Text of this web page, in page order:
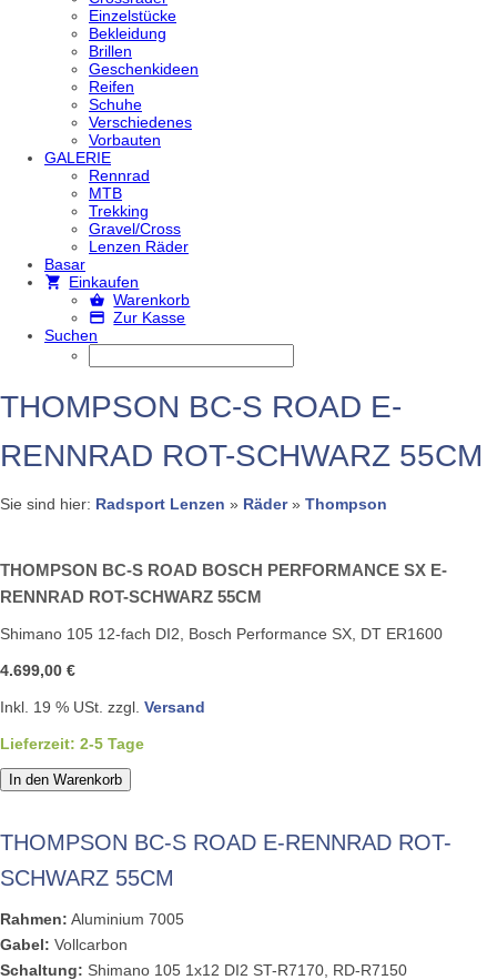
Einzelstücke
Bekleidung
Brillen
Geschenkideen
Reifen
Schuhe
Verschiedenes
Vorbauten
GALERIE
Rennrad
MTB
Trekking
Gravel/Cross
Lenzen Räder
Basar
Einkaufen
Warenkorb
Zur Kasse
Suchen
THOMPSON BC-S ROAD E-
RENNRAD ROT-SCHWARZ 55CM
Sie sind hier: Radsport Lenzen » Räder» Thompson
THOMPSON BC-S ROAD BOSCH PERFORMANCE SX E-
RENNRAD ROT-SCHWARZ 55CM
Shimano 105 12-fach DI2, Bosch Performance SX, DT ER1600
4.699,00 €
Inkl. 19 % USt. zzgl. Versand
Lieferzeit: 2-5 Tage
In den Warenkorb
THOMPSON BC-S ROAD E-RENNRAD ROT-
SCHWARZ 55CM
Rahmen: Aluminium 7005
Gabel: Vollcarbon
Schaltung: Shimano 105 1x12 DI2 ST-R7170, RD-R7150